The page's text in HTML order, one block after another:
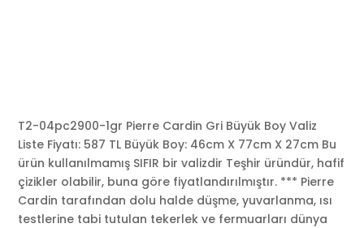
T2-04pc2900-1gr Pierre Cardin Gri Büyük Boy Valiz
Liste Fiyatı: 587 TL Büyük Boy: 46cm X 77cm X 27cm Bu
ürün kullanılmamış SIFIR bir valizdir Teşhir üründür, hafif
çizikler olabilir, buna göre fiyatlandırılmıştır. *** Pierre
Cardin tarafından dolu halde düşme, yuvarlanma, ısı
testlerine tabi tutulan tekerlek ve fermuarları dünya